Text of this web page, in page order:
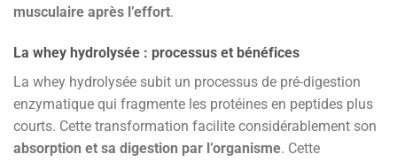
musculaire après l’effort.
La whey hydrolysée : processus et bénéfices
La whey hydrolysée subit un processus de pré-digestion
enzymatique qui fragmente les protéines en peptides plus
courts. Cette transformation facilite considérablement son
absorption et sa digestion par l’organisme. Cette